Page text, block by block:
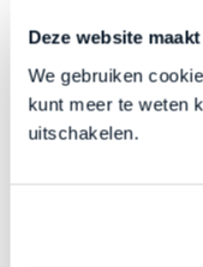
Deze website
We gebruiken
kunt meer te weten
uitschakelen.